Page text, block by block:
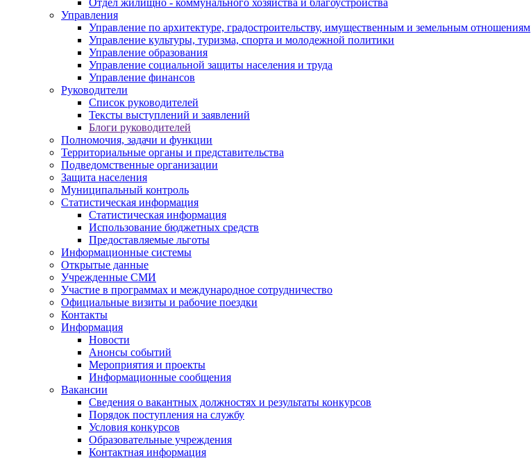
Отдел жилищно - коммунального хозяйства и благоустройства
Управления
Управление по архитектуре, градостроительству, имущественным и земельным отношениям
Управление культуры, туризма, спорта и молодежной политики
Управление образования
Управление социальной защиты населения и труда
Управление финансов
Руководители
Список руководителей
Тексты выступлений и заявлений
Блоги руководителей
Полномочия, задачи и функции
Территориальные органы и представительства
Подведомственные организации
Защита населения
Муниципальный контроль
Статистическая информация
Статистическая информация
Использование бюджетных средств
Предоставляемые льготы
Информационные системы
Открытые данные
Учрежденные СМИ
Участие в программах и международное сотрудничество
Официальные визиты и рабочие поездки
Контакты
Информация
Новости
Анонсы событий
Мероприятия и проекты
Информационные сообщения
Вакансии
Сведения о вакантных должностях и результаты конкурсов
Порядок поступления на службу
Условия конкурсов
Образовательные учреждения
Контактная информация